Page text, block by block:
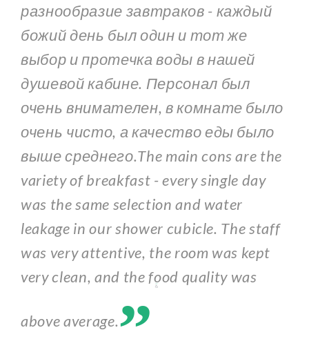
разнообразие завтраков - каждый
божий день был один и тот же
выбор и протечка воды в нашей
душевой кабине. Персонал был
очень внимателен, в комнате было
очень чисто, а качество еды было
выше среднего.The main cons are the
variety of breakfast - every single day
was the same selection and water
leakage in our shower cubicle. The staff
was very attentive, the room was kept
very clean, and the food quality was
above average.„